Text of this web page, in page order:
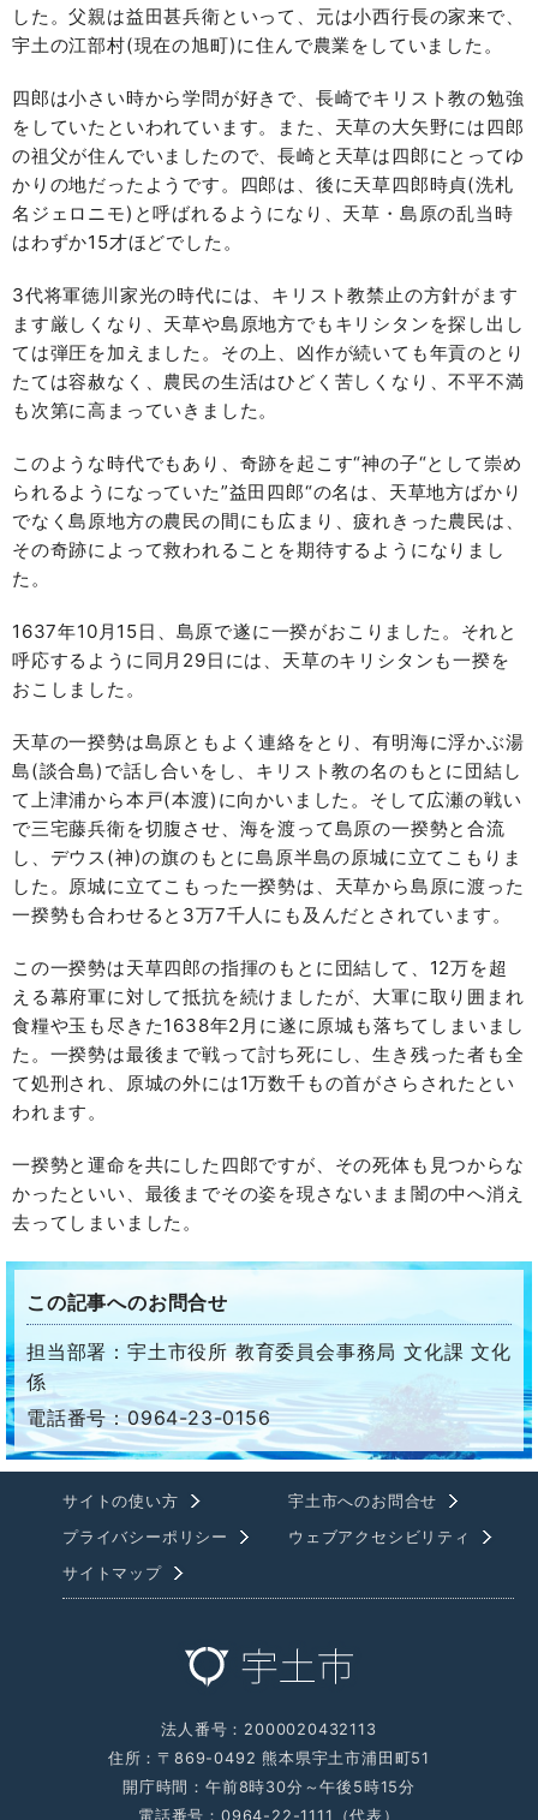
した。父親は益田甚兵衛といって、元は小西行長の家来で、
宇土の江部村(現在の旭町)に住んで農業をしていました。
四郎は小さい時から学問が好きで、長崎でキリスト教の勉強
をしていたといわれています。また、天草の大矢野には四郎
の祖父が住んでいましたので、長崎と天草は四郎にとってゆ
かりの地だったようです。四郎は、後に天草四郎時貞(洗札
名ジェロニモ)と呼ばれるようになり、天草・島原の乱当時
はわずか15才ほどでした。
3代将軍徳川家光の時代には、キリスト教禁止の方針がます
ます厳しくなり、天草や島原地方でもキリシタンを探し出し
ては弾圧を加えました。その上、凶作が続いても年貢のとり
たては容赦なく、農民の生活はひどく苦しくなり、不平不満
も次第に高まっていきました。
このような時代でもあり、奇跡を起こす“神の子“として崇め
られるようになっていた”益田四郎“の名は、天草地方ばかり
でなく島原地方の農民の間にも広まり、疲れきった農民は、
その奇跡によって救われることを期待するようになりまし
た。
1637年10月15日、島原で遂に一揆がおこりました。それと
呼応するように同月29日には、天草のキリシタンも一揆を
おこしました。
天草の一揆勢は島原ともよく連絡をとり、有明海に浮かぶ湯
島(談合島)で話し合いをし、キリスト教の名のもとに団結し
て上津浦から本戸(本渡)に向かいました。そして広瀬の戦い
で三宅藤兵衛を切腹させ、海を渡って島原の一揆勢と合流
し、デウス(神)の旗のもとに島原半島の原城に立てこもりま
した。原城に立てこもった一揆勢は、天草から島原に渡った
一揆勢も合わせると3万7千人にも及んだとされています。
この一揆勢は天草四郎の指揮のもとに団結して、12万を超
える幕府軍に対して抵抗を続けましたが、大軍に取り囲まれ
食糧や玉も尽きた1638年2月に遂に原城も落ちてしまいまし
た。一揆勢は最後まで戦って討ち死にし、生き残った者も全
て処刑され、原城の外には1万数千もの首がさらされたとい
われます。
一揆勢と運命を共にした四郎ですが、その死体も見つからな
かったといい、最後までその姿を現さないまま闇の中へ消え
去ってしまいました。
この記事へのお問合せ
担当部署：宇土市役所 教育委員会事務局 文化課 文化
係
電話番号：0964-23-0156
サイトの使い方
宇土市へのお問合せ
プライバシーポリシー
ウェブアクセシビリティ
サイトマップ
法人番号：2000020432113
住所：〒869-0492 熊本県宇土市浦田町51
開庁時間：午前8時30分～午後5時15分
電話番号：0964-22-1111（代表）